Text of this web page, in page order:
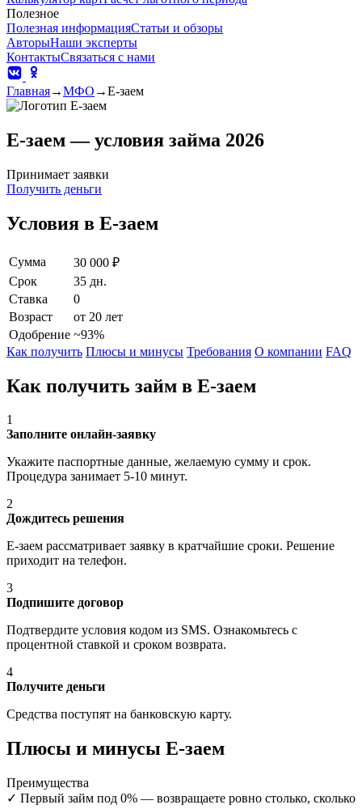
Полезное
Полезная информацияСтатьи и обзоры
АвторыНаши эксперты
КонтактыСвязаться с нами
Главная→МФО →Е-заем
Е-заем — условия займа 2026
Принимает заявки
Получить деньги
Условия в Е-заем
Сумма
30 000 ₽
Срок
35 дн.
Ставка
0
Возраст
от 20 лет
Одобрение ~93%
Как получить Плюсы и минусы Требования О компании FAQ
Как получить займ в Е-заем
1
Заполните онлайн-заявку
Укажите паспортные данные, желаемую сумму и срок.
Процедура занимает 5-10 минут.
2
Дождитесь решения
Е-заем рассматривает заявку в кратчайшие сроки. Решение
приходит на телефон.
3
Подпишите договор
Подтвердите условия кодом из SMS. Ознакомьтесь с
процентной ставкой и сроком возврата.
4
Получите деньги
Средства поступят на банковскую карту.
Плюсы и минусы Е-заем
Преимущества
✓ Первый займ под 0% — возвращаете ровно столько, сколько